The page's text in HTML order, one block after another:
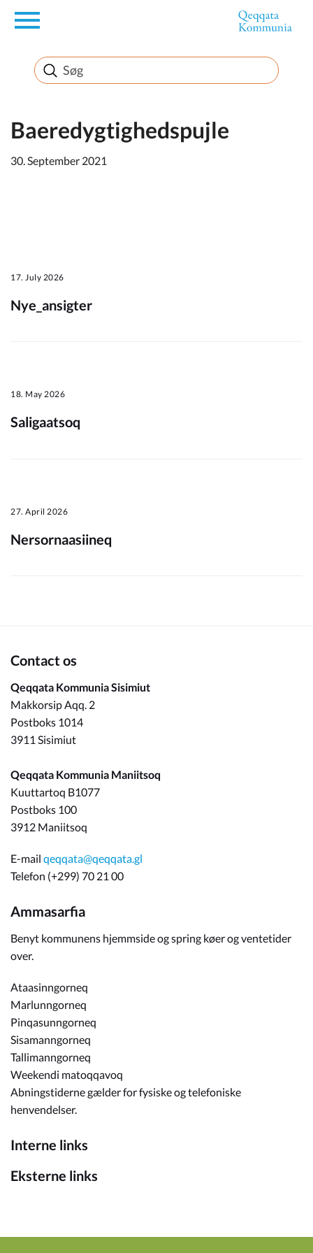
en
Borger
Erhverv
Politik
Kommuneplanen
Baeredygtighedspujle
30. September 2021
17. July 2026
Nye_ansigter
18. May 2026
Saligaatsoq
27. April 2026
Nersornaasiineq
Contact os
Qeqqata Kommunia Sisimiut
Makkorsip Aqq. 2
Postboks 1014
3911 Sisimiut
Qeqqata Kommunia Maniitsoq
Kuuttartoq B1077
Postboks 100
3912 Maniitsoq
E-mail qeqqata@qeqqata.gl
Telefon (+299) 70 21 00
Ammasarfia
Benyt kommunens hjemmside og spring køer og ventetider
over.
Ataasinngorneq
Marlunngorneq
Pinqasunngorneq
Sisamanngorneq
Tallimanngorneq
Weekendi matoqqavoq
Abningstiderne gælder for fysiske og telefoniske
henvendelser.
Interne links
Eksterne links